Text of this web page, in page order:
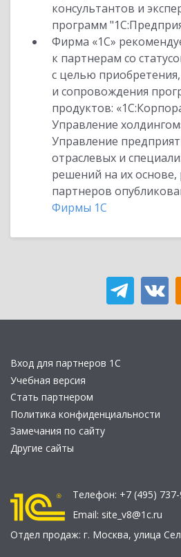
консультантов и
программ
Фирма «1С»
к партнерам со
с целью
и сопровождения
продуктов:
Управление
Управление
отраслевых и
решений на их основе,
партнеров
Фирмы 1С
Вход для партнеров 1С
Учебная версия
Стать партнером
Политика конфиденциальности
Замечания по сайту
Другие сайты
Телефон: +7 (495)
Email: site_v8@1c.ru
Отдел продаж: г. Москва, улица